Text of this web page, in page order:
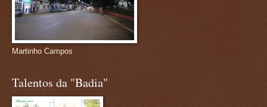
Martinho Campos
Talentos da "Badia"